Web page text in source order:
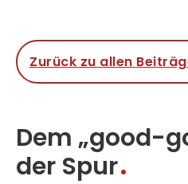
Zurück zu allen
Dem „good-
der Spur